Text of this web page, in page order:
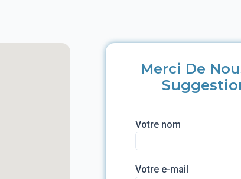
Merci De
Votre nom
Votre e-mail